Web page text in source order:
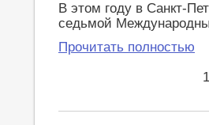
В этом году в Санкт-
седьмой
Прочитать полностью